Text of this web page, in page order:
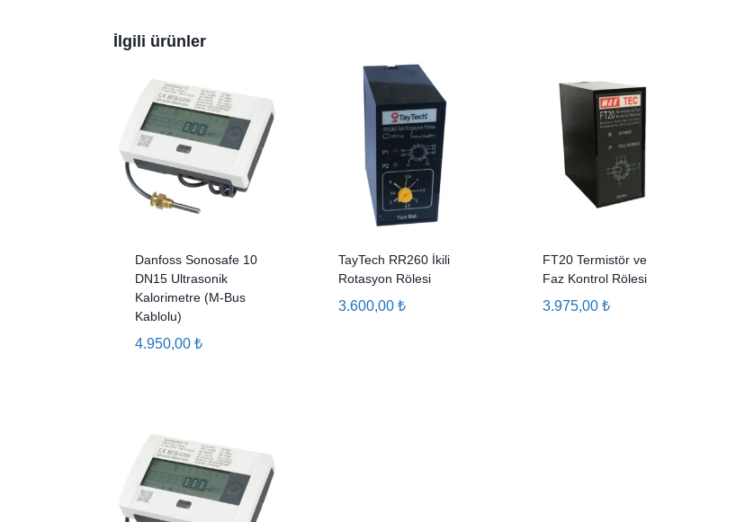
İlgili ürünler
Danfoss Sonosafe 10
DN15 Ultrasonik
Kalorimetre (M-Bus
Kablolu)
4.950,00 ₺
TayTech RR260 İkili
Rotasyon Rölesi
3.600,00₺
FT20 Termistör ve
Faz Kontrol Rölesi
3.975,00 ₺